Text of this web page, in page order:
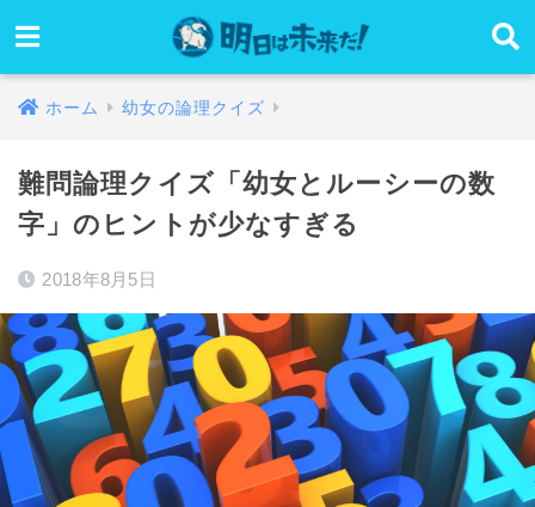
ホーム 幼女の論理クイズ
難問論理クイズ「幼女とルーシーの数
字」のヒントが少なすぎる
2018年8月5日